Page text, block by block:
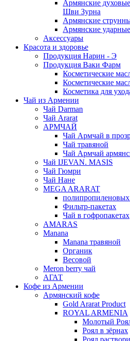
Армянские
Шви Зурна
Армянские
Армянские
Аксессуары
Красота и здоровье
Продукция Нарин - Э
Продукция Ваки Фарм
Косметические
Косметические
Косметика для
Чай из Армении
Чай Darman
Чай Ararat
АРМЧАЙ
Чай Армчай в
Чай травяной
Чай Армчай
Чай IJEVAN. MASIS
Чай Гюмри
Чай Нане
MEGA ARARAT
полипропиленовых
Фильтр-пакетах
Чай в гофропакетах
AMARAS
Manana
Manana травяной
Органик
Весовой
Meron berry чай
АГАТ
Кофе из Армении
Армянский кофе
Gold Ararat Product
ROYAL ARMENIA
Молотый
Роял в зёрнах
Роял